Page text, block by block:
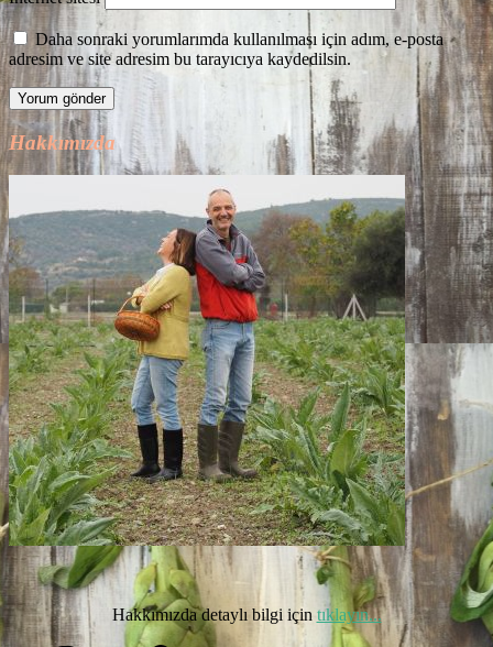
Daha sonraki yorumlarımda kullanılması için adım, e-posta
adresim ve site adresim bu tarayıcıya kaydedilsin.
Hakkımızda
Hakkımızda detaylı bilgi için tıklayın...